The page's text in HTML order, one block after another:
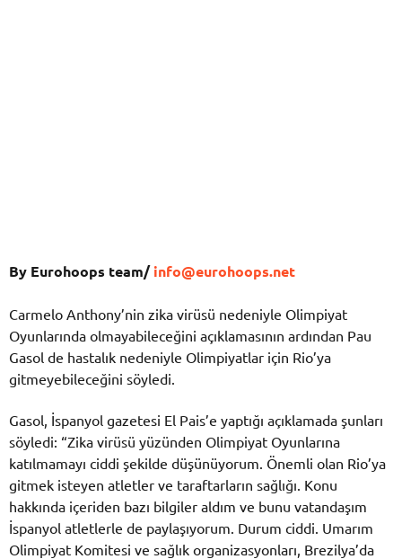
By Eurohoops team/info@eurohoops.net
Carmelo Anthony’nin zika virüsü nedeniyle Olimpiyat
Oyunlarında olmayabileceğini açıklamasının ardından Pau
Gasol de hastalık nedeniyle Olimpiyatlar için Rio’ya
gitmeyebileceğini söyledi.
Gasol, İspanyol gazetesi El Pais’e yaptığı açıklamada şunları
söyledi: “Zika virüsü yüzünden Olimpiyat Oyunlarına
katılmamayı ciddi şekilde düşünüyorum. Önemli olan Rio’ya
gitmek isteyen atletler ve taraftarların sağlığı. Konu
hakkında içeriden bazı bilgiler aldım ve bunu vatandaşım
İspanyol atletlerle de paylaşıyorum. Durum ciddi. Umarım
Olimpiyat Komitesi ve sağlık organizasyonları, Brezilya’da